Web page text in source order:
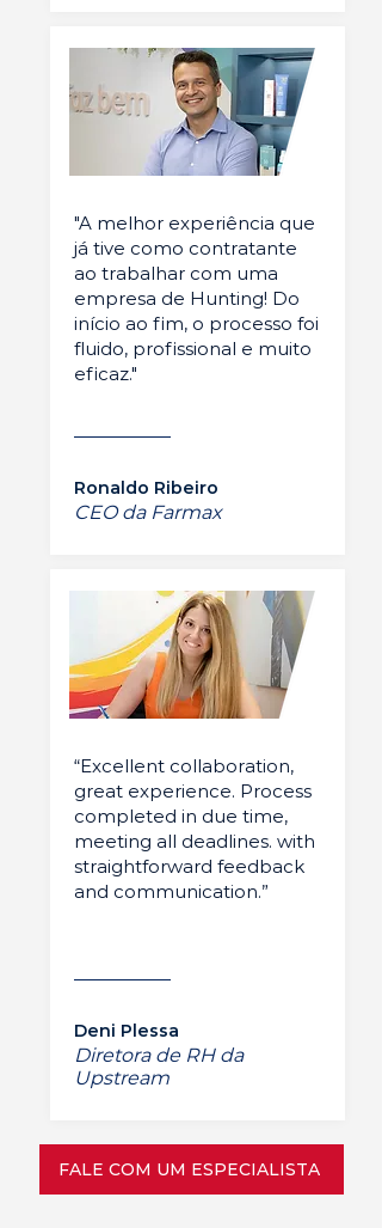
"A melhor experiência que
já tive como contratante
ao trabalhar com uma
empresa de Hunting! Do
início ao fim, o processo foi
fluido, profissional e muito
eficaz."
Ronaldo Ribeiro
CEO da Farmax
“Excellent collaboration,
great experience. Process
completed in due time,
meeting all deadlines. with
straightforward feedback
and communication.”
Deni Plessa
Diretora de RH da
Upstream
FALE COM UM ESPECIALISTA